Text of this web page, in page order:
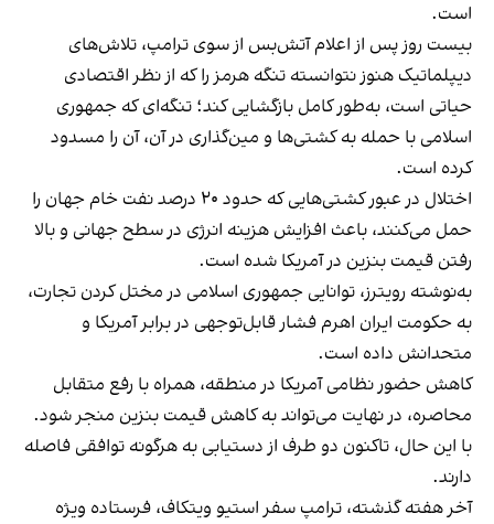
است.
بیست روز پس از اعلام آتش‌بس از سوی ترامپ، تلاش‌های
دیپلماتیک هنوز نتوانسته تنگه هرمز را که از نظر اقتصادی
حیاتی است، به‌طور کامل بازگشایی کند؛ تنگه‌ای که جمهوری
اسلامی با حمله به کشتی‌ها و مین‌گذاری در آن، آن را مسدود
کرده است.
اختلال در عبور کشتی‌هایی که حدود ۲۰ درصد نفت خام جهان را
حمل می‌کنند، باعث افزایش هزینه انرژی در سطح جهانی و بالا
رفتن قیمت بنزین در آمریکا شده است.
به‌نوشته رویترز، توانایی جمهوری اسلامی در مختل کردن تجارت،
به حکومت ایران اهرم فشار قابل‌توجهی در برابر آمریکا و
متحدانش داده است.
کاهش حضور نظامی آمریکا در منطقه، همراه با رفع متقابل
محاصره، در نهایت می‌تواند به کاهش قیمت بنزین منجر شود.
با این حال، تاکنون دو طرف از دستیابی به هرگونه توافقی فاصله
دارند.
آخر هفته گذشته، ترامپ سفر استیو ویتکاف، فرستاده ویژه